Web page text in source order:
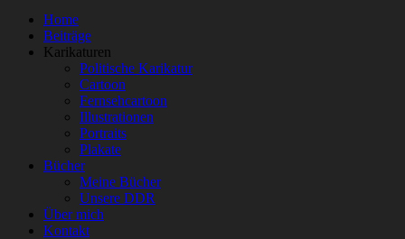
Home
Beiträge
Karikaturen
Politische Karikatur
Cartoon
Fernsehcartoon
Illustrationen
Portraits
Plakate
Bücher
Meine Bücher
Unsere DDR
Über mich
Kontakt